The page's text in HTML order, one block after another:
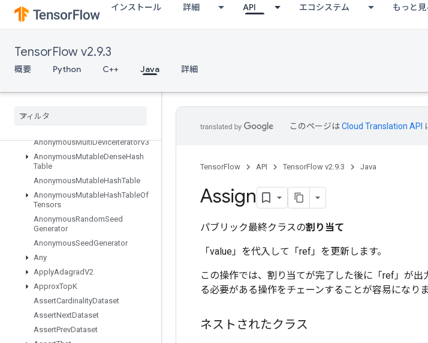
インストール 詳細 API エコシステム もっと見
TensorFlow v2.9.3
概要 Python C++ Java 詳細
概要
Abort
AllToAll
AnonymousHashTable
Anonymous
AnonymousMultiDeviceIteratorV3
AnonymousMutableDenseHash
Table
AnonymousMutableHashTable
AnonymousMutableHashTableOf
Tensors
AnonymousRandomSeed
Generator
AnonymousSeedGenerator
Any
ApplyAdagradV2
ApproxTopK
AssertCardinalityDataset
AssertNextDataset
AssertPrevDataset
このページはCloud Translation API
TensorFlow API TensorFlow v2.9.3 Java
Assign
パブリック最終クラスの割り当て
「value」を代入して「ref」を更新します。
この操作では、割り当てが完了した後に「ref」が
る必要がある操作をチェーンすることが容易になりま
ネストされたクラス